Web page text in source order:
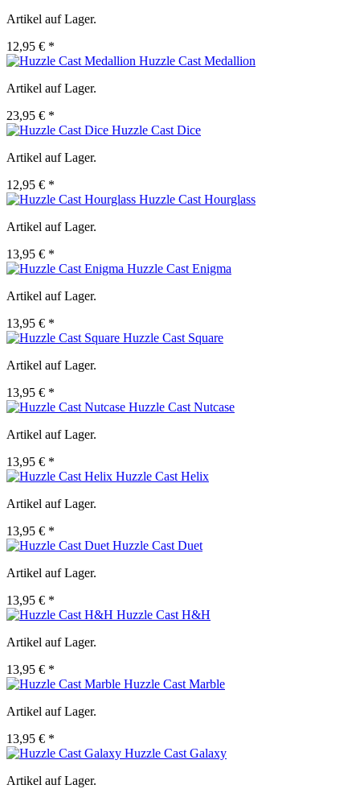
Artikel auf Lager.
12,95 € *
Huzzle Cast Medallion
Artikel auf Lager.
23,95 € *
Huzzle Cast Dice
Artikel auf Lager.
12,95 € *
Huzzle Cast Hourglass
Artikel auf Lager.
13,95 € *
Huzzle Cast Enigma
Artikel auf Lager.
13,95 € *
Huzzle Cast Square
Artikel auf Lager.
13,95 € *
Huzzle Cast Nutcase
Artikel auf Lager.
13,95 € *
Huzzle Cast Helix
Artikel auf Lager.
13,95 € *
Huzzle Cast Duet
Artikel auf Lager.
13,95 € *
Huzzle Cast H&H
Artikel auf Lager.
13,95 € *
Huzzle Cast Marble
Artikel auf Lager.
13,95 € *
Huzzle Cast Galaxy
Artikel auf Lager.